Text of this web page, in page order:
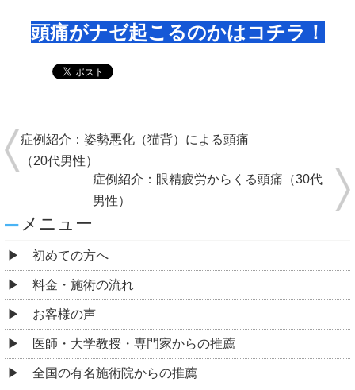
頭痛がナゼ起こるのかはコチラ！
症例紹介：姿勢悪化（猫背）による頭痛
（20代男性）
症例紹介：眼精疲労からくる頭痛（30代
男性）
メニュー
初めての方へ
料金・施術の流れ
お客様の声
医師・大学教授・専門家からの推薦
全国の有名施術院からの推薦